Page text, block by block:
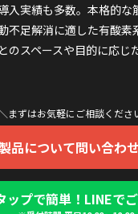
入実績も多数。本格的な
不足解消に適した有酸素
のスペースや目的に応じ
まずはお気軽にご相談くださ
製品について問い合わ
ップで簡単！LINEで